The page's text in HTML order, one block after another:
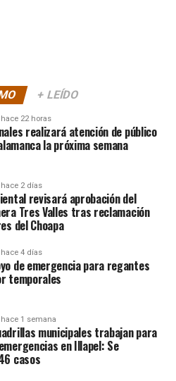
+ LEÍDO
hace 22 horas
realizará atención de público
la próxima semana
hace 2 días
revisará aprobación del
Tres Valles tras reclamación
del Choapa
hace 4 días
de emergencia para regantes
temporales
hace 1 semana
municipales trabajan para
en Illapel: Se
casos